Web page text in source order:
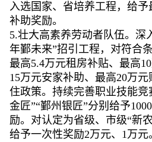
入选国家、省培养工程，给予
补助奖励。
5.壮大高素养劳动者队伍。深
年鄞未来”招引工程，对符合
最高5.4万元租房补贴、最高
15万元安家补助、最高20万
住政策。持续完善职业技能竞
金匠”“鄞州银匠”分别给予
励。对认定为省级、市级“新
给予一次性奖励2万元、1万